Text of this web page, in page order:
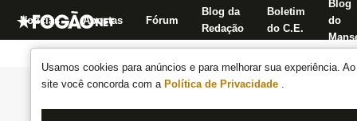
Usamos cookies para anúncios e para melhorar sua experiência.
site você concorda com a Política de Privacidade .
Notícias Apostas Fórum
Blog da
Redação
Boletim
do C.E.
Blog
do